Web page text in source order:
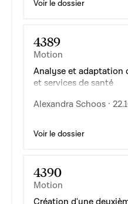
Voir le dossier
4389
Motion
Analyse et adaptation
et services de santé
Alexandra Schoos ·
Voir le dossier
4390
Motion
Création d'une